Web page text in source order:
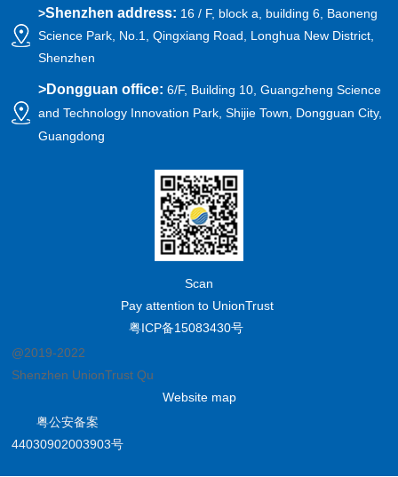
>Shenzhen address: 16 / F, block a, building 6, Baoneng
Science Park, No.1, Qingxiang Road, Longhua New District,
Shenzhen
>Dongguan office:6/F, Building 10, Guangzheng Science
and Technology Innovation Park, Shijie Town, Dongguan City,
Guangdong
Scan
Pay attention to UnionTrust
粤ICP备15083430号
@2019-2022
Shenzhen UnionTrust Quality and Technology Co., Ltd.
Website map
粤公安备案
44030902003903号